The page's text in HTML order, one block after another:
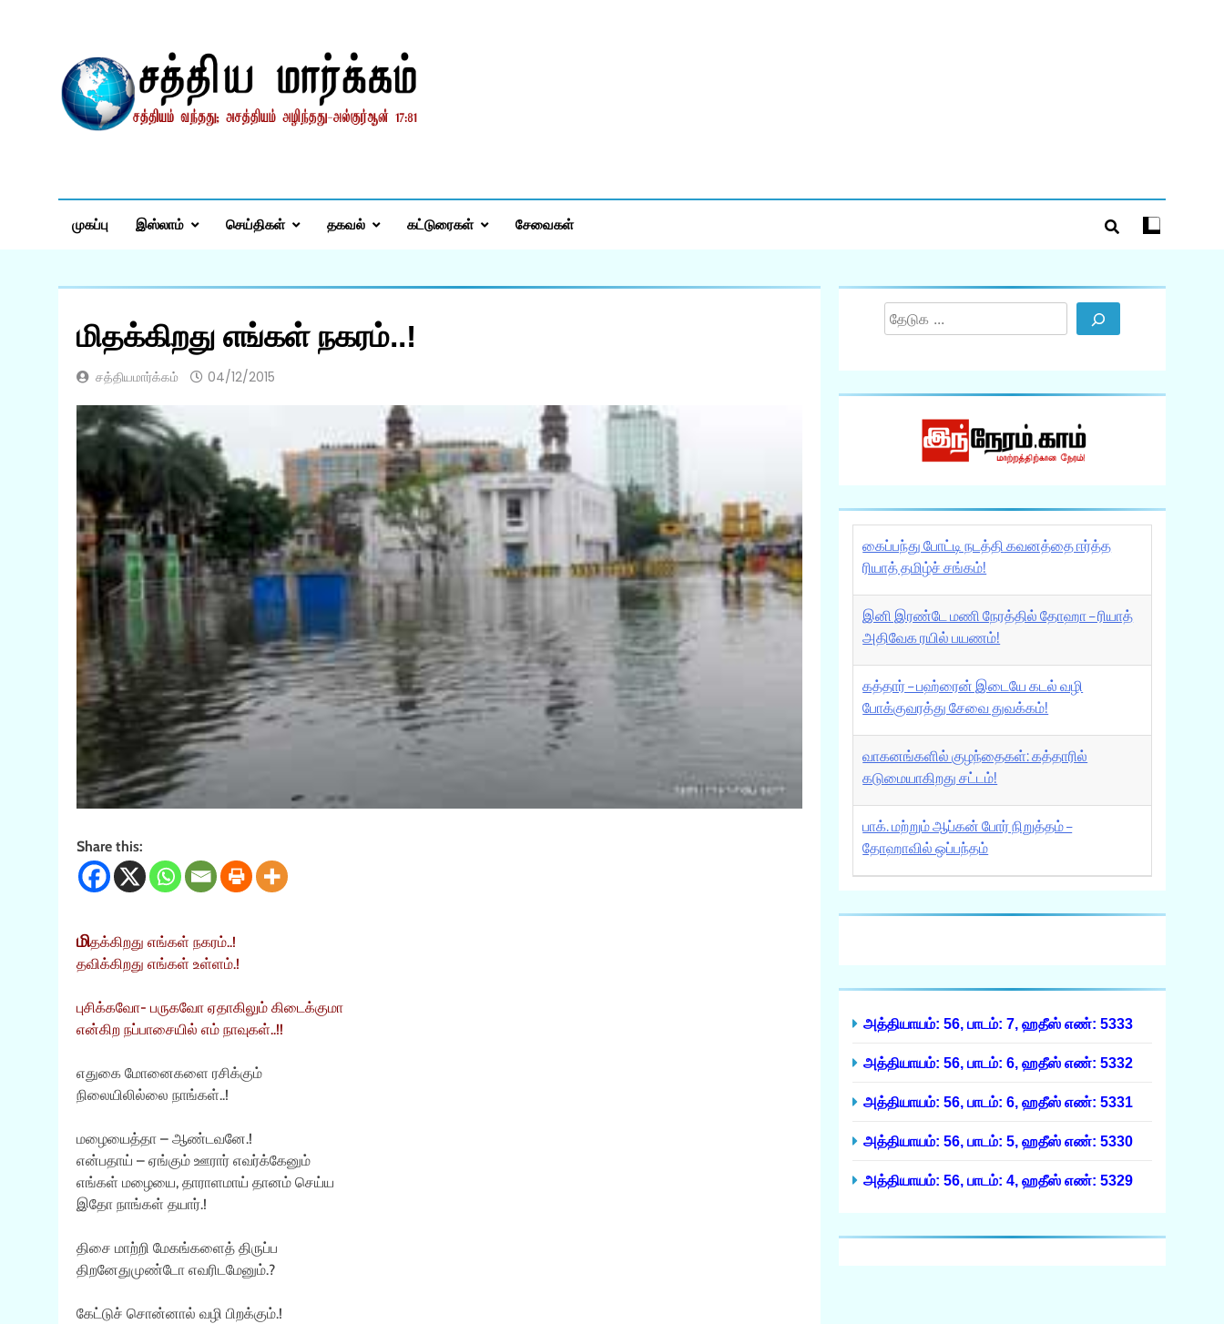
முகப்பு இஸ்லாம் செய்திகள் தகவல் கட்டுரைகள் சேவைகள்
மிதக்கிறது எங்கள் நகரம்..!
சத்தியமார்க்கம் 04/12/2015
Share this:
மிதக்கிறது எங்கள் நகரம்..!
தவிக்கிறது எங்கள் உள்ளம்.!
புசிக்கவோ- பருகவோ ஏதாகிலும் கிடைக்குமா
என்கிற நப்பாசையில் எம் நாவுகள்..!!
எதுகை மோனைகளை ரசிக்கும்
நிலையிலில்லை நாங்கள்..!
மழையைத்தா – ஆண்டவனே.!
என்பதாய் – ஏங்கும் ஊரார் எவர்க்கேனும்
எங்கள் மழையை, தாராளமாய் தானம் செய்ய
இதோ நாங்கள் தயார்.!
திசை மாற்றி மேகங்களைத் திருப்ப
திறனேதுமுண்டோ எவரிடமேனும்.?
கேட்டுச் சொன்னால் வழி பிறக்கும்.!
Search
கைப்பந்து போட்டி நடத்தி கவனத்தை ஈர்த்த
ரியாத் தமிழ்ச் சங்கம்!
இனி இரண்டே மணி நேரத்தில் தோஹா – ரியாத்
அதிவேக ரயில் பயணம்!
கத்தார் – பஹ்ரைன் இடையே கடல் வழி
போக்குவரத்து சேவை துவக்கம்!
வாகனங்களில் குழந்தைகள்: கத்தாரில்
கடுமையாகிறது சட்டம்!
பாக். மற்றும் ஆப்கன் போர் நிறுத்தம் –
தோஹாவில் ஒப்பந்தம்
அத்தியாயம்: 56, பாடம்: 7, ஹதீஸ் எண்: 5333
அத்தியாயம்: 56, பாடம்: 6, ஹதீஸ் எண்: 5332
அத்தியாயம்: 56, பாடம்: 6, ஹதீஸ் எண்: 5331
அத்தியாயம்: 56, பாடம்: 5, ஹதீஸ் எண்: 5330
அத்தியாயம்: 56, பாடம்: 4, ஹதீஸ் எண்: 5329